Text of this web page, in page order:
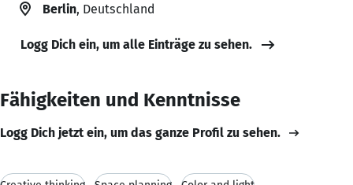
Berlin, Deutschland
Logg Dich ein, um alle Einträge zu sehen.
Fähigkeiten und Kenntnisse
Logg Dich jetzt ein, um das ganze Profil zu sehen.